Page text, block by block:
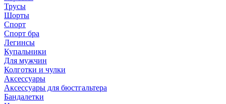
Трусы
Шорты
Спорт
Спорт бра
Легинсы
Купальники
Для мужчин
Колготки и чулки
Аксессуары
Аксессуары для бюстгальтера
Бандалетки